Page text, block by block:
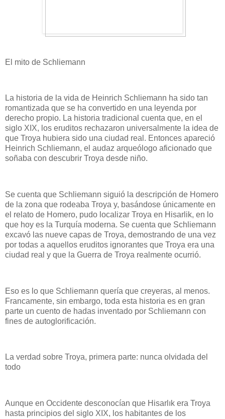
El mito de Schliemann
La historia de la vida de Heinrich Schliemann ha sido tan
romantizada que se ha convertido en una leyenda por
derecho propio. La historia tradicional cuenta que, en el
siglo XIX, los eruditos rechazaron universalmente la idea de
que Troya hubiera sido una ciudad real. Entonces apareció
Heinrich Schliemann, el audaz arqueólogo aficionado que
soñaba con descubrir Troya desde niño.
Se cuenta que Schliemann siguió la descripción de Homero
de la zona que rodeaba Troya y, basándose únicamente en
el relato de Homero, pudo localizar Troya en Hisarlik, en lo
que hoy es la Turquía moderna. Se cuenta que Schliemann
excavó las nueve capas de Troya, demostrando de una vez
por todas a aquellos eruditos ignorantes que Troya era una
ciudad real y que la Guerra de Troya realmente ocurrió.
Eso es lo que Schliemann quería que creyeras, al menos.
Francamente, sin embargo, toda esta historia es en gran
parte un cuento de hadas inventado por Schliemann con
fines de autoglorificación.
La verdad sobre Troya, primera parte: nunca olvidada del
todo
Aunque en Occidente desconocían que Hisarlık era Troya
hasta principios del siglo XIX, los habitantes de los